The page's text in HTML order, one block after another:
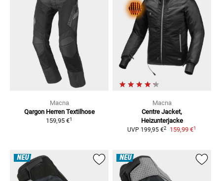
Macna
Qargon Herren Textilhose
159,95 €1
Macna
Centre Jacket,
Heizunterjacke
UVP 199,95 €2 159,99 €1
NEU NEU